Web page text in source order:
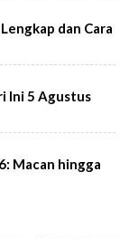
dan Cara
Ini 5 Agustus
Macan hingga